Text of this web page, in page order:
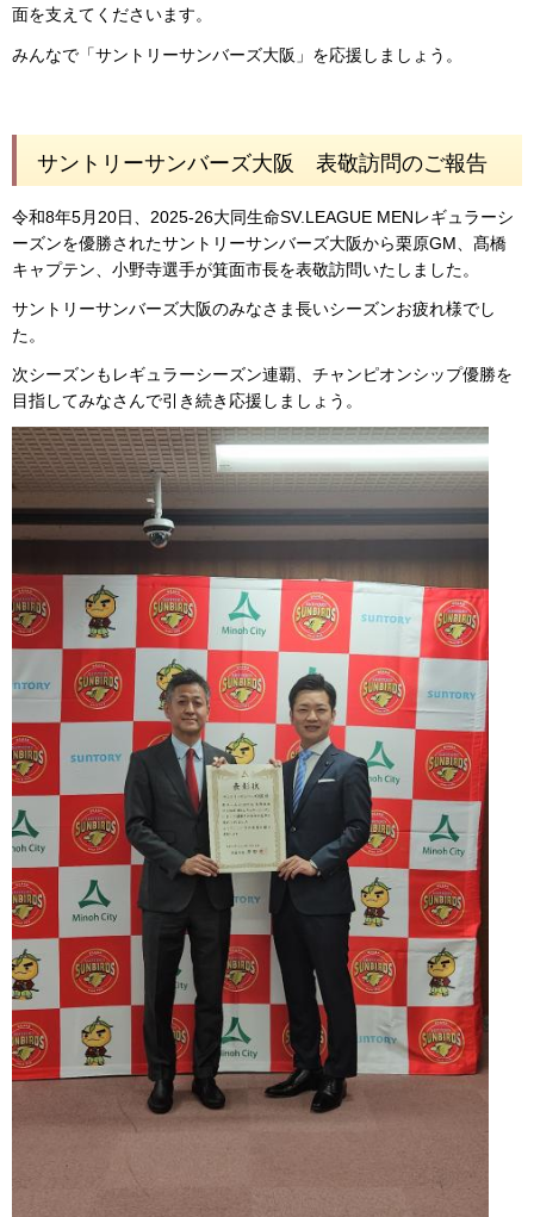
面を支えてくださいます。
みんなで「サントリーサンバーズ大阪」を応援しましょう。
サントリーサンバーズ大阪 表敬訪問のご報告
令和8年5月20日、2025-26大同生命SV.LEAGUE MENレギュラーシ
ーズンを優勝されたサントリーサンバーズ大阪から栗原GM、髙橋
キャプテン、小野寺選手が箕面市長を表敬訪問いたしました。
サントリーサンバーズ大阪のみなさま長いシーズンお疲れ様でし
た。
次シーズンもレギュラーシーズン連覇、チャンピオンシップ優勝を
目指してみなさんで引き続き応援しましょう。